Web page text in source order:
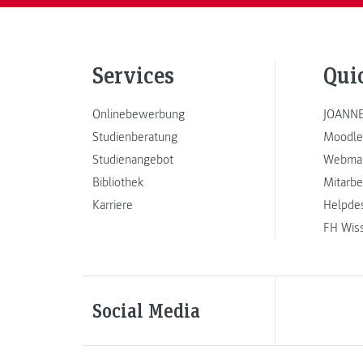
Services
Onlinebewerbung
Studienberatung
Studienangebot
Bibliothek
Karriere
FH
Social Media